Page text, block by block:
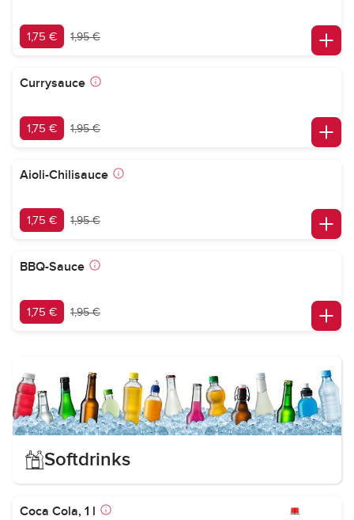
1,75 € 1,95 €
Currysauce
1,75 € 1,95 €
Aioli-Chilisauce
1,75 € 1,95 €
BBQ-Sauce
1,75 € 1,95 €
Softdrinks
Coca Cola, 1 l